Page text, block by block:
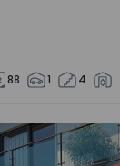
88 1 4